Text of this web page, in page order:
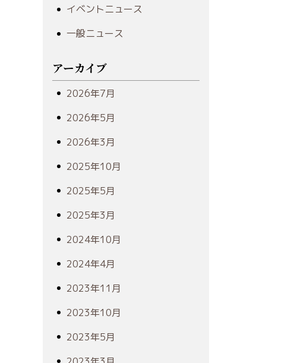
イベントニュース
一般ニュース
アーカイブ
2026年7月
2026年5月
2026年3月
2025年10月
2025年5月
2025年3月
2024年10月
2024年4月
2023年11月
2023年10月
2023年5月